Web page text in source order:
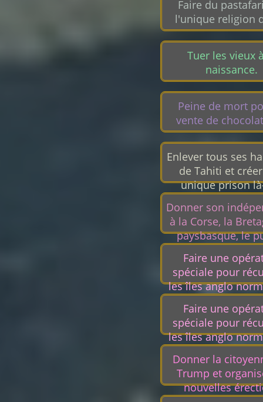
Faire du
l'unique religion
Tuer les vieux
naissance.
Peine de mort
vente de
Enlever tous ses
de Tahiti et
unique prison
Donner son
à la Corse, la
paysbasque, le
foutre
Faire une
spéciale pour
les îles anglo
Andorre,
Wallonie.
Faire une
spéciale pour
les îles anglo
Andorre,
Wallonie.
Donner la
Trump et
nouvelles